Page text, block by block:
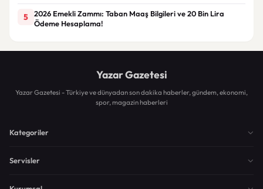
5
2026 Emekli Zammı: Taban Maaş Bilgileri ve 20 Bin Lira
Ödeme Hesaplama!
Yazar Gazetesi
Yazar Gazetesi - Türkiye ve dünyadan son dakika haberler, gündem, ekonomi,
spor, magazin haberleri
Kategoriler
Servisler